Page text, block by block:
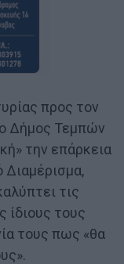
προς τον
Δήμος Τεμπών
την επάρκεια
Διαμέρισμα,
τις
ίδιους τους
τους πως «θα